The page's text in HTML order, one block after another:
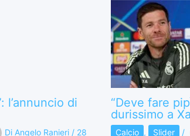
l’annuncio di
Di Angelo Ranieri / 28
“Deve fare
durissimo a
Calcio , Slider /